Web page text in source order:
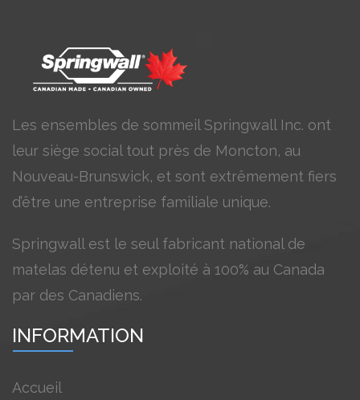
Les ensembles de sommeil Springwall Inc. ont
leur siège social tout près de Moncton, au
Nouveau-Brunswick, et sont extrêmement fiers
d’être une entreprise familiale unique.
Springwall est le seul fabricant national de
matelas détenu et exploité à 100% au Canada
par des Canadiens.
INFORMATION
Accueil